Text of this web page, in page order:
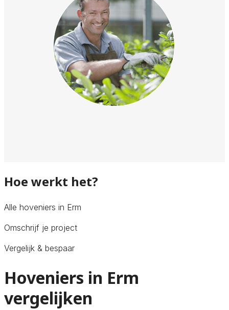
Hoe werkt het?
Alle hoveniers in Erm
Omschrijf je project
Vergelijk & bespaar
Hoveniers in Erm
vergelijken